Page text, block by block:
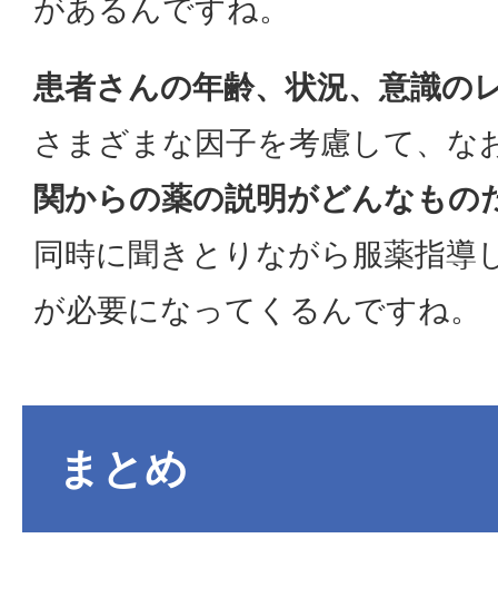
があるんですね。
患者さんの年齢、状況、意識の
さまざまな因子を考慮して、な
関からの薬の説明がどんなもの
同時に聞きとりながら服薬指導
が必要になってくるんですね。
まとめ